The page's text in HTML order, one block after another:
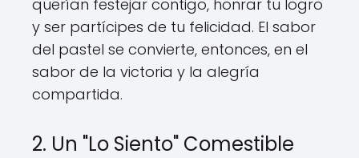
querían festejar contigo, honrar tu logro
y ser partícipes de tu felicidad. El sabor
del pastel se convierte, entonces, en el
sabor de la victoria y la alegría
compartida.
2. Un "Lo Siento" Comestible